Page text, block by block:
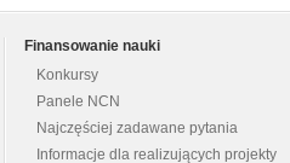
Finansowanie nauki
Konkursy
Panele NCN
Najczęściej zadawane pytania
Informacje dla realizujących projekty